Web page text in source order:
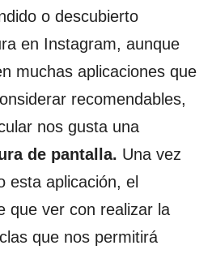
o descubierto
en Instagram, aunque
muchas aplicaciones que
recomendables,
nos gusta una
de pantalla. Una vez
esta aplicación, el
que ver con realizar la
que nos permitirá